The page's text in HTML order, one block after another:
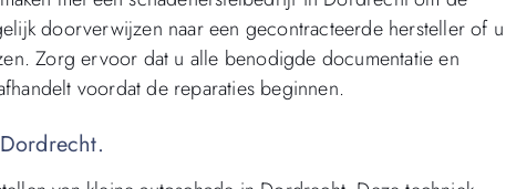
doorverwijzen naar een gecontracteerde hersteller of u
Zorg ervoor dat u alle benodigde documentatie en
voordat de reparaties beginnen.